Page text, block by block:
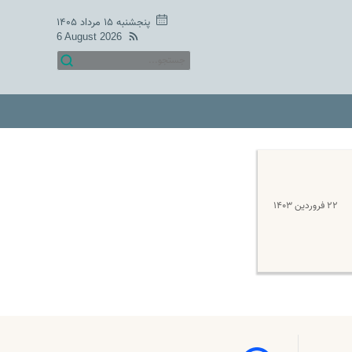
پنجشنبه ۱۵ مرداد ۱۴۰۵
6 August 2026
۲۲ فروردین ۱۴۰۳